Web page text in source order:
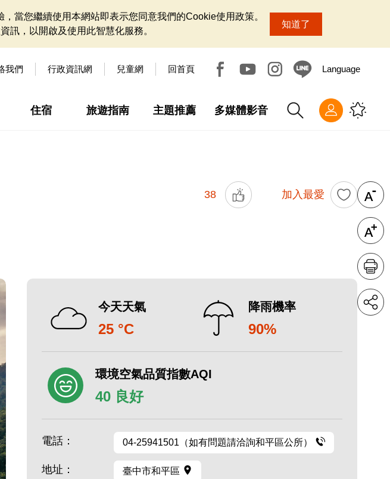
當您繼續使用本網站即表示您同意我們的Cookie使用政策。
訊，以開啟及使用此智慧化服務。
知道了
我們 行政資訊網 兒童網 回首頁 Language
住宿 旅遊指南 主題推薦 多媒體影音
38 加入最愛
今天天氣
25 °C
降雨機率
90%
環境空氣品質指數AQI
40 良好
電話： 04-25941501（如有問題請洽詢和平區公所）
地址： 臺中市和平區